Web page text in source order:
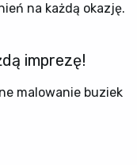
na każdą okazję.
imprezę!
malowanie buziek